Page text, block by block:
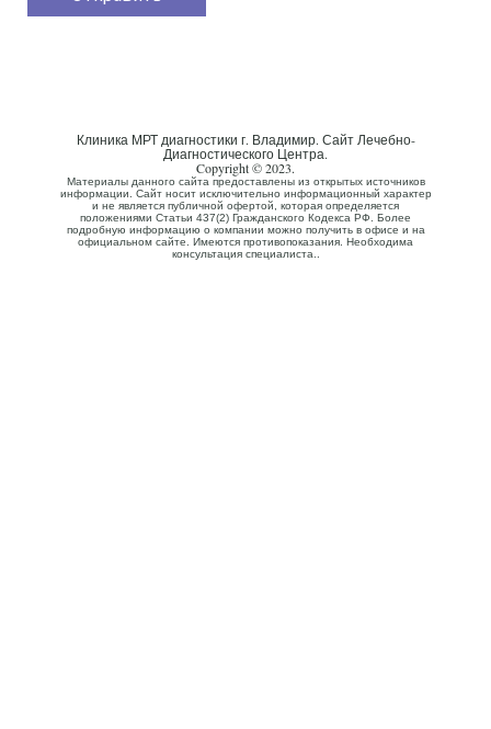
Клиника МРТ диагностики г. Владимир. Сайт Лечебно-
Диагностического Центра.
Copyright © 2023.
Материалы данного сайта предоставлены из открытых источников
информации. Сайт носит исключительно информационный характер
и не является публичной офертой, которая определяется
положениями Статьи 437(2) Гражданского Кодекса РФ. Более
подробную информацию о компании можно получить в офисе и на
официальном сайте. Имеются противопоказания. Необходима
консультация специалиста..